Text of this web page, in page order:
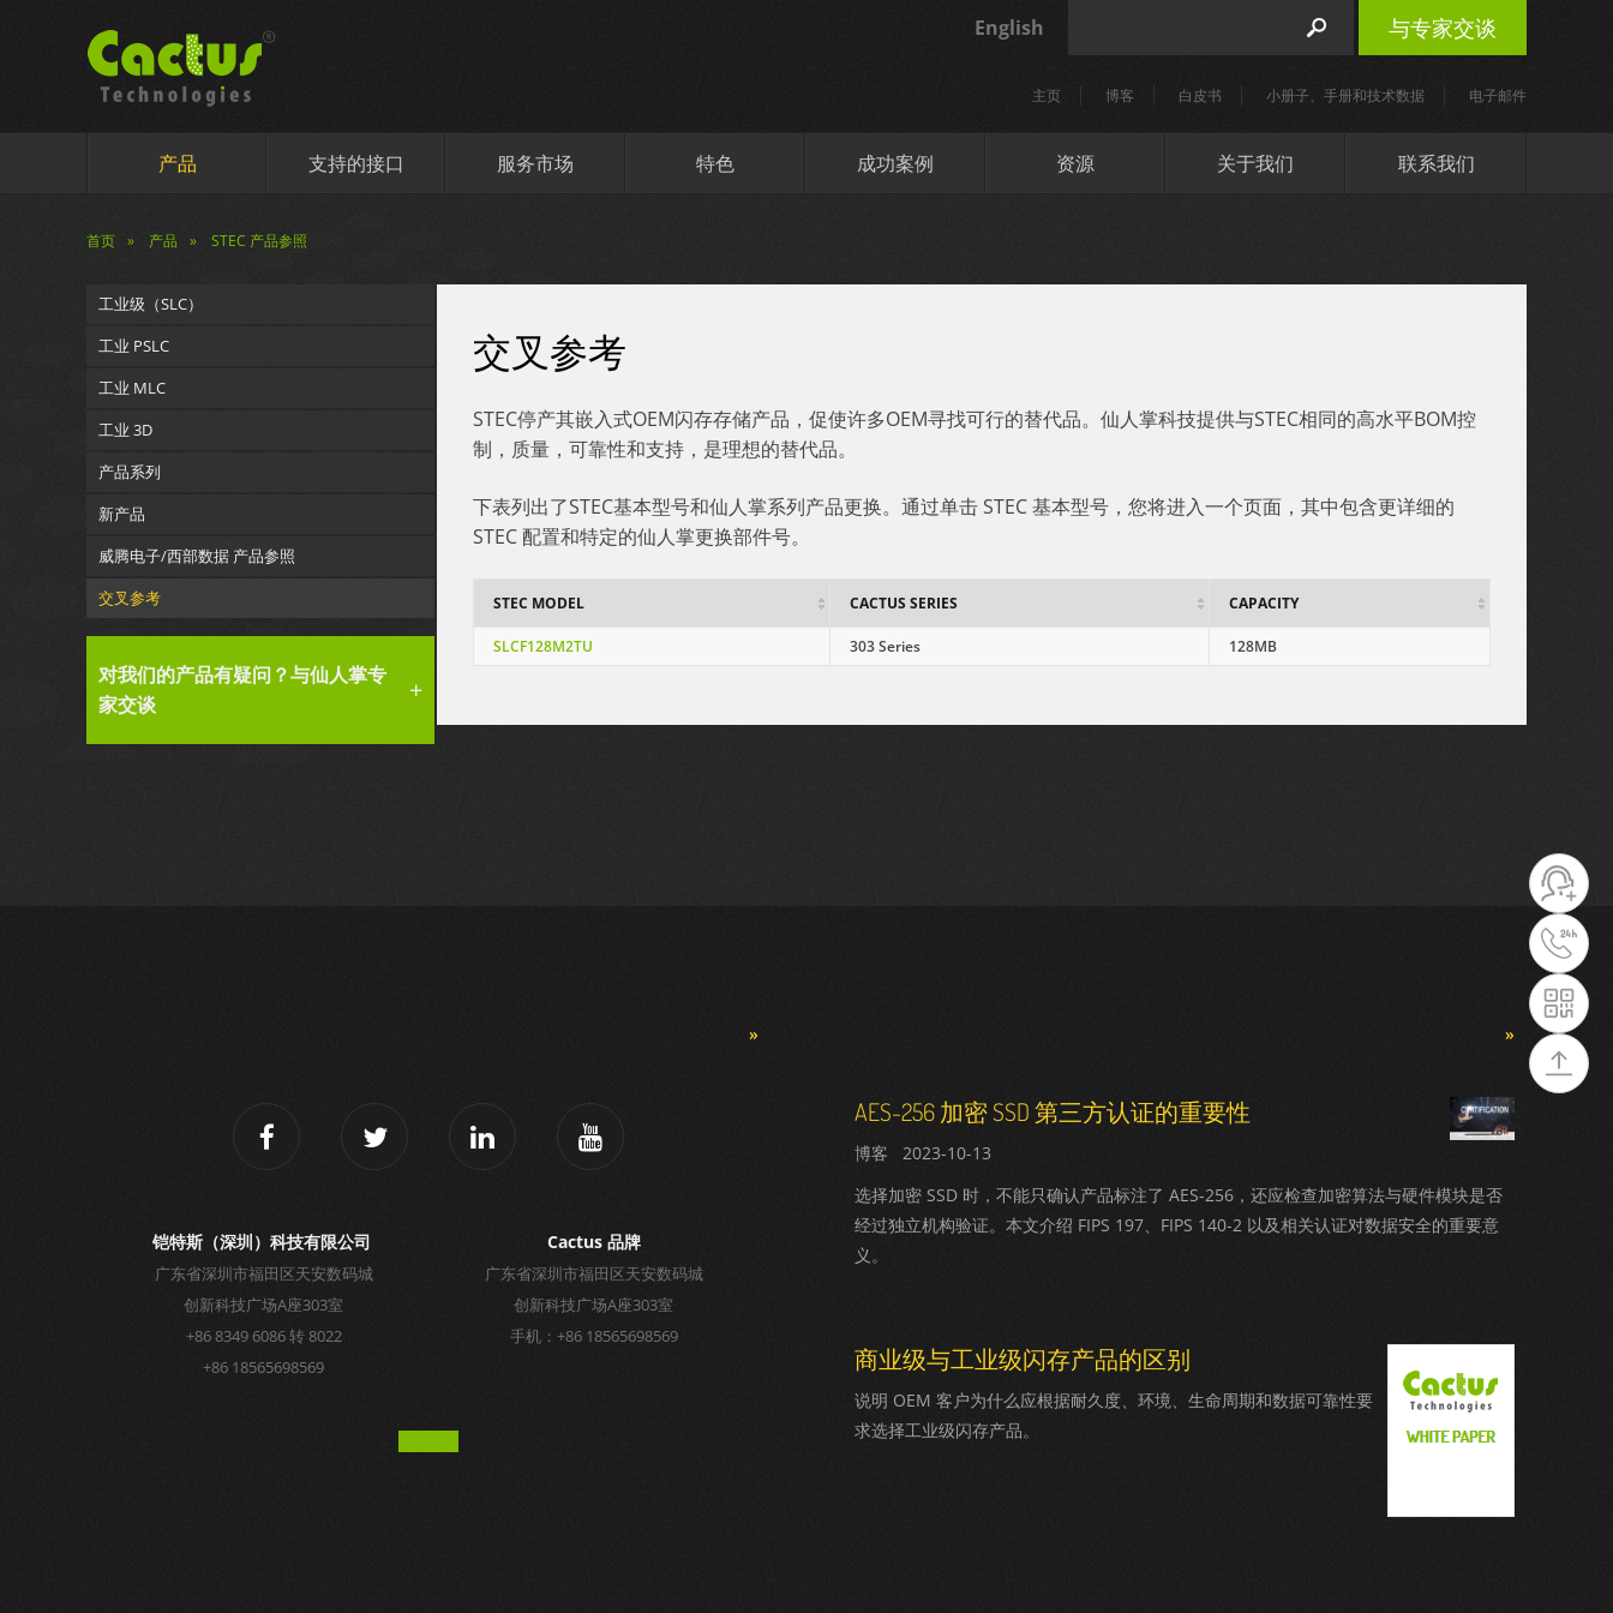
与专家交谈
English
主页 博客 白皮书 小册子、手册和技术数据 电子邮件
产品 支持的接口 服务市场 特色 成功案例 资源 关于我们 联系我们
首页 产品 STEC 产品参照
交叉参考
STEC停产其嵌入式OEM闪存存储产品，促使许多OEM寻找可行的替代品。仙人掌科技提供与STEC相同的高水平BOM控
制，质量，可靠性和支持，是理想的替代品。
下表列出了STEC基本型号和仙人掌系列产品更换。通过单击 STEC 基本型号，您将进入一个页面，其中包含更详细的
STEC 配置和特定的仙人掌更换部件号。
STEC MODEL CACTUS SERIES CAPACITY
SLCF128M2TU 303 Series 128MB
工业级（SLC）
工业 PSLC
工业 MLC
工业 3D
产品系列
新产品
威腾电子/西部数据 产品参照
交叉参考
对我们的产品有疑问？与仙人掌专
家交谈
铠特斯（深圳）科技有限公司
广东省深圳市福田区天安数码城
创新科技广场A座303室
+86 8349 6086 转 8022
+86 18565698569
Cactus 品牌
广东省深圳市福田区天安数码城
创新科技广场A座303室
手机：+86 18565698569
AES-256 加密 SSD 第三方认证的重要性
2023-10-13
选择加密 SSD 时，不能只确认产品标注了 AES-256，还应检查加密算法与硬件模块是否
经过独立机构验证。本文介绍 FIPS 197、FIPS 140-2 以及相关认证对数据安全的重要意
义。
商业级与工业级闪存产品的区别
说明 OEM 客户为什么应根据耐久度、环境、生命周期和数据可靠性要
求选择工业级闪存产品。